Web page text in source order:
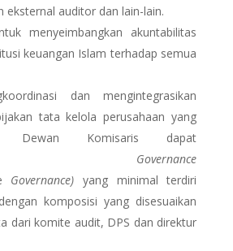
eksternal auditor dan lain-lain.
menyeimbangkan akuntabilitas
keuangan Islam terhadap semua
dan mengintegrasikan
tata kelola perusahaan yang
Dewan Komisaris dapat
Governance
Governance) yang minimal terdiri
komposisi yang disesuaikan
dari komite audit, DPS dan direktur